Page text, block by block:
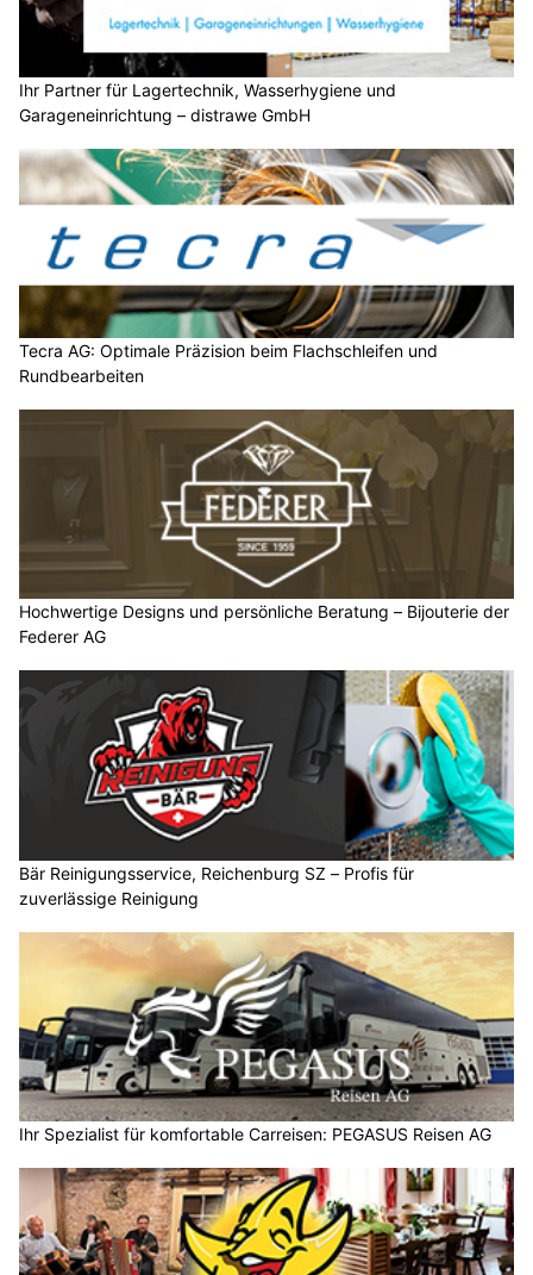
Ihr Partner für Lagertechnik, Wasserhygiene und
Garageneinrichtung – distrawe GmbH
Tecra AG: Optimale Präzision beim Flachschleifen und
Rundbearbeiten
Hochwertige Designs und persönliche Beratung – Bijouterie der
Federer AG
Bär Reinigungsservice, Reichenburg SZ – Profis für
zuverlässige Reinigung
Ihr Spezialist für komfortable Carreisen: PEGASUS Reisen AG